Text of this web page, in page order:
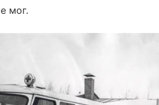
мог.